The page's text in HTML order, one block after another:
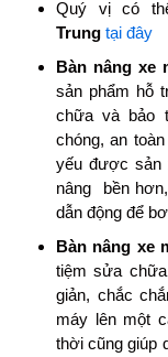
Quý vị có
Trung tại đây
Bàn nâng xe
sản phẩm hỗ
chữa và bảo
chóng, an
yếu được sản
nâng bền
dẫn động để
Bàn nâng xe
tiệm sửa
giản, chắc
máy lên một
thời cũng giúp